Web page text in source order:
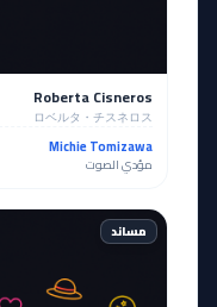
Roberta Cisneros
ロベルタ・チスネロス
Michie Tomizawa
مؤدي الصوت
مساند